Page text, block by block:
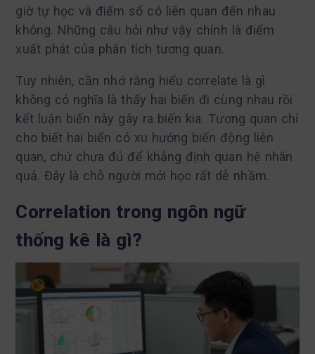
giờ tự học và điểm số có liên quan đến nhau
không. Những câu hỏi như vậy chính là điểm
xuất phát của phân tích tương quan.
Tuy nhiên, cần nhớ rằng hiểu correlate là gì
không có nghĩa là thấy hai biến đi cùng nhau rồi
kết luận biến này gây ra biến kia. Tương quan chỉ
cho biết hai biến có xu hướng biến động liên
quan, chứ chưa đủ để khẳng định quan hệ nhân
quả. Đây là chỗ người mới học rất dễ nhầm.
Correlation trong ngôn ngữ
thống kê là gì?